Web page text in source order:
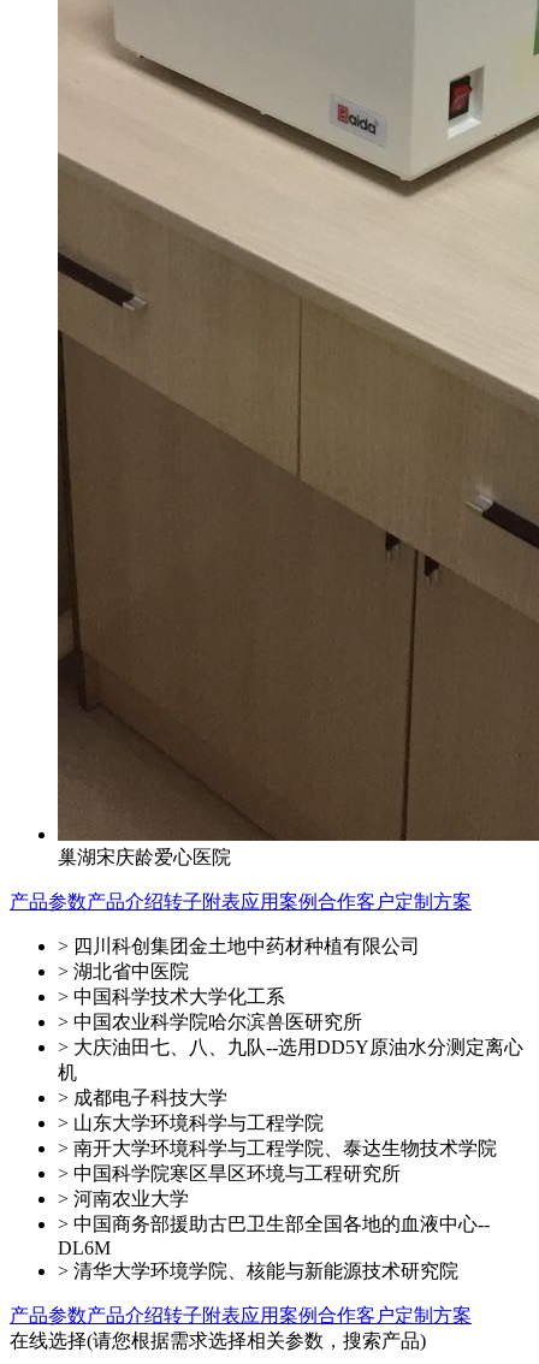
巢湖宋庆龄爱心医院
产品参数产品介绍转子附表应用案例合作客户定制方案
> 四川科创集团金土地中药材种植有限公司
> 湖北省中医院
> 中国科学技术大学化工系
> 中国农业科学院哈尔滨兽医研究所
> 大庆油田七、八、九队--选用DD5Y原油水分测定离心
机
> 成都电子科技大学
> 山东大学环境科学与工程学院
> 南开大学环境科学与工程学院、泰达生物技术学院
> 中国科学院寒区旱区环境与工程研究所
> 河南农业大学
> 中国商务部援助古巴卫生部全国各地的血液中心--
DL6M
> 清华大学环境学院、核能与新能源技术研究院
产品参数产品介绍转子附表应用案例合作客户定制方案
在线选择(请您根据需求选择相关参数，搜索产品)